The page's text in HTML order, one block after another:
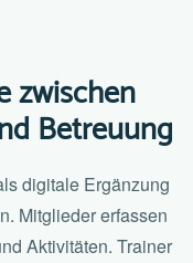
zwischen
Betreuung
digitale Ergänzung
Mitglieder erfassen
Aktivitäten. Trainer